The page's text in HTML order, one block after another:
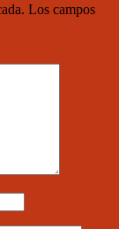
Los campos